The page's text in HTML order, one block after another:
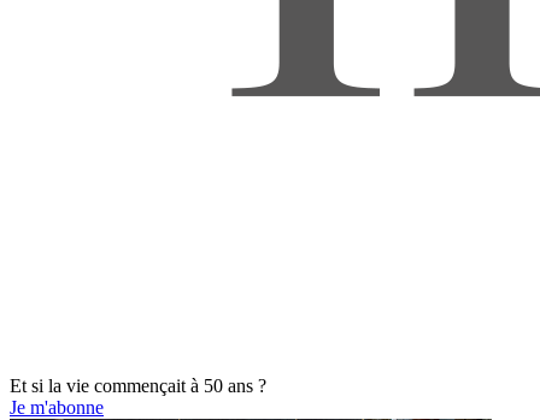
Et si la vie commençait à 50 ans ?
Je m'abonne